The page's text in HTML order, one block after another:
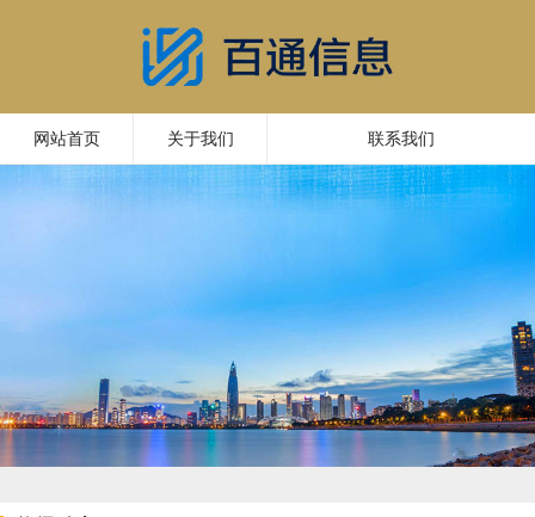
网站首页 关于我们 联系我们